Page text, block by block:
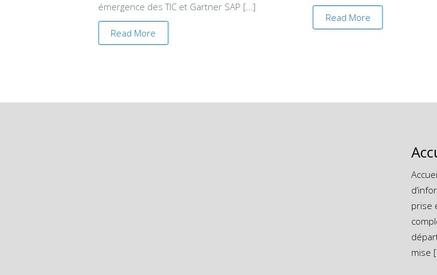
émergence des TIC et Gartner SAP […]
Read More
Read More
prise
mise